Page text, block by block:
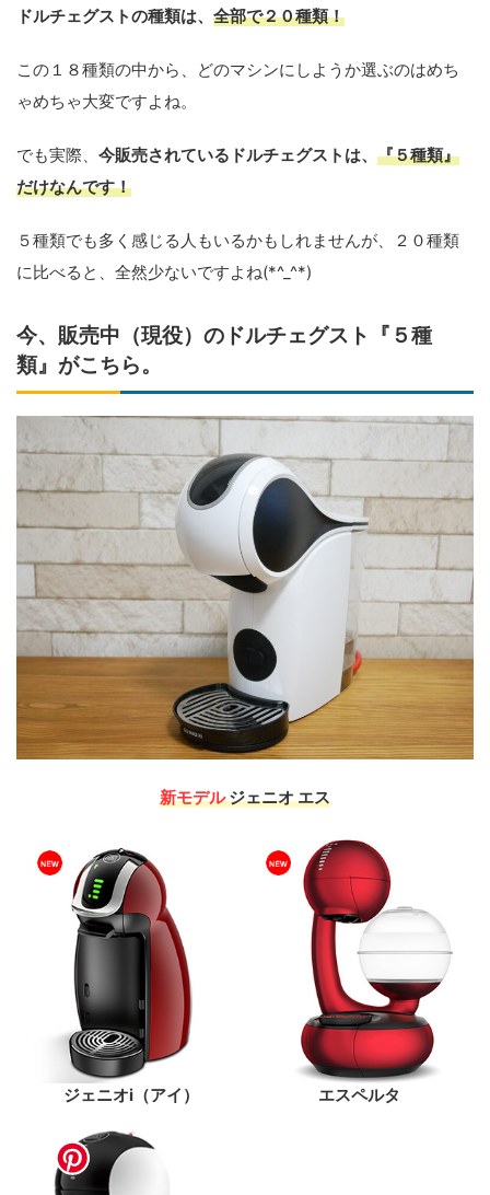
ドルチェグストの種類は、 全部で２０種類！
この１８種類の中から、どのマシンにしようか選ぶのはめち
ゃめちゃ大変ですよね。
でも実際、 今販売されているドルチェグストは、 『５種類』
だけなんです！
５種類でも多く感じる人もいるかもしれませんが、２０種類
に比べると、全然少ないですよね(*^_^*)
今、販売中（現役）のドルチェグスト『５種
類』がこちら。
新モデルジェニオ エス
ジェニオi（アイ） エスペルタ